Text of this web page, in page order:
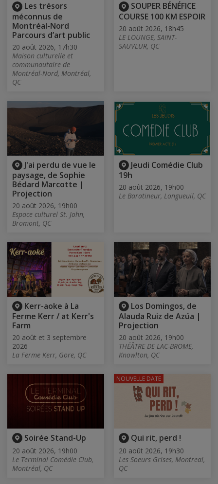
Les trésors
méconnus de
Montréal-Nord
Parcours d’art public
20 août 2026, 17h30
Maison culturelle et
communautaire de
Montréal-Nord, Montréal,
QC
SOUPER BÉNÉFICE
COURSE 100 KM ESPOIR
20 août 2026, 18h45
LE LOUNGE, SAINT-
SAUVEUR, QC
J'ai perdu de vue le
paysage, de Sophie
Bédard Marcotte |
Projection
20 août 2026, 19h00
Espace culturel St. John,
Bromont, QC
Jeudi Comédie Club
19h
20 août 2026, 19h00
Le Baratineur, Longueuil, QC
Kerr-aoke à La
Ferme Kerr / at Kerr's
Farm
20 août et 3 septembre
2026
La Ferme Kerr, Gore, QC
Los Domingos, de
Alauda Ruiz de Azúa |
Projection
20 août 2026, 19h00
THÉÂTRE DE LAC-BROME,
Knowlton, QC
Soirée Stand-Up
20 août 2026, 19h00
Le Terminal Comédie Club,
Montréal, QC
Qui rit, perd !
20 août 2026, 19h30
Les Soeurs Grises, Montreal,
QC
NOUVELLE DATE